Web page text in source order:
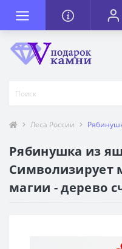
Леса России
Рябинушка из
Символизирует
магии - дерево